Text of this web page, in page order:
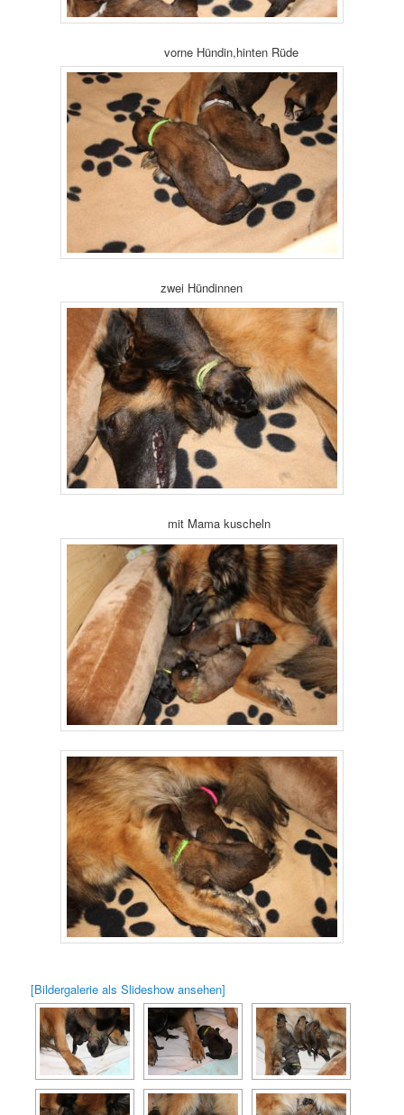
vorne Hündin,hinten Rüde
zwei Hündinnen
mit Mama kuscheln
[Bildergalerie als Slideshow ansehen]